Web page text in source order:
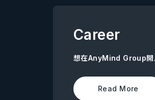
Career
想在AnyMind Group開
Read More